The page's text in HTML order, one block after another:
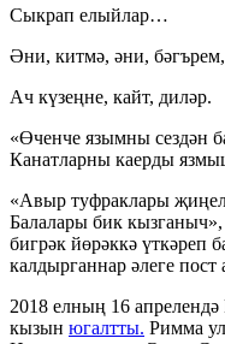
Сыкрап елыйлар…
Әни, китмә, әни, бәгърем,
Ач күзеңне, кайт, диләр.
«Өченче язымны
Канатларны каерды
«Авыр туфраклары
Балалары бик
бигрәк йөрәккә
калдырганнар әлеге пост
2018 елның 16
кызын югалтты. Римма